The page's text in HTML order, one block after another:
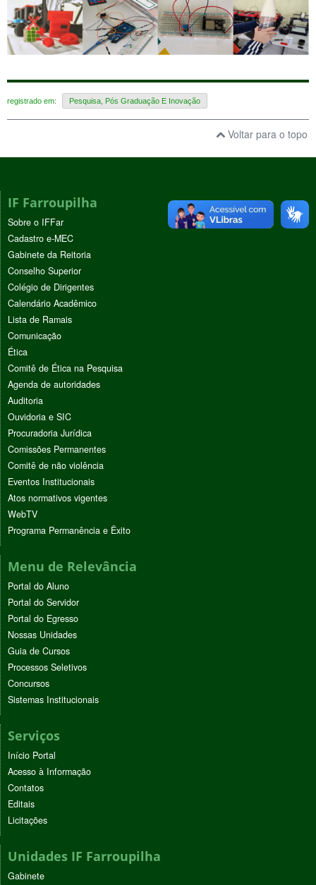
registrado em: Pesquisa, Pós Graduação E Inovação
Voltar para o topo
IF Farroupilha
Sobre o IFFar
Cadastro e-MEC
Gabinete da Reitoria
Conselho Superior
Colégio de Dirigentes
Calendário Acadêmico
Lista de Ramais
Comunicação
Ética
Comitê de Ética na Pesquisa
Agenda de autoridades
Auditoria
Ouvidoria e SIC
Procuradoria Jurídica
Comissões Permanentes
Comitê de não violência
Eventos Institucionais
Atos normativos vigentes
WebTV
Programa Permanência e Êxito
Menu de Relevância
Portal do Aluno
Portal do Servidor
Portal do Egresso
Nossas Unidades
Guia de Cursos
Processos Seletivos
Concursos
Sistemas Institucionais
Serviços
Início Portal
Acesso à Informação
Contatos
Editais
Licitações
Unidades IF Farroupilha
Gabinete